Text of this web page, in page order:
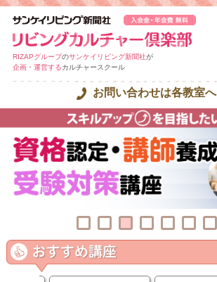
RIZAPグループのサンケイリビング新聞社が
企画・運営するカルチャースクール
お問い合わせは各教室へ